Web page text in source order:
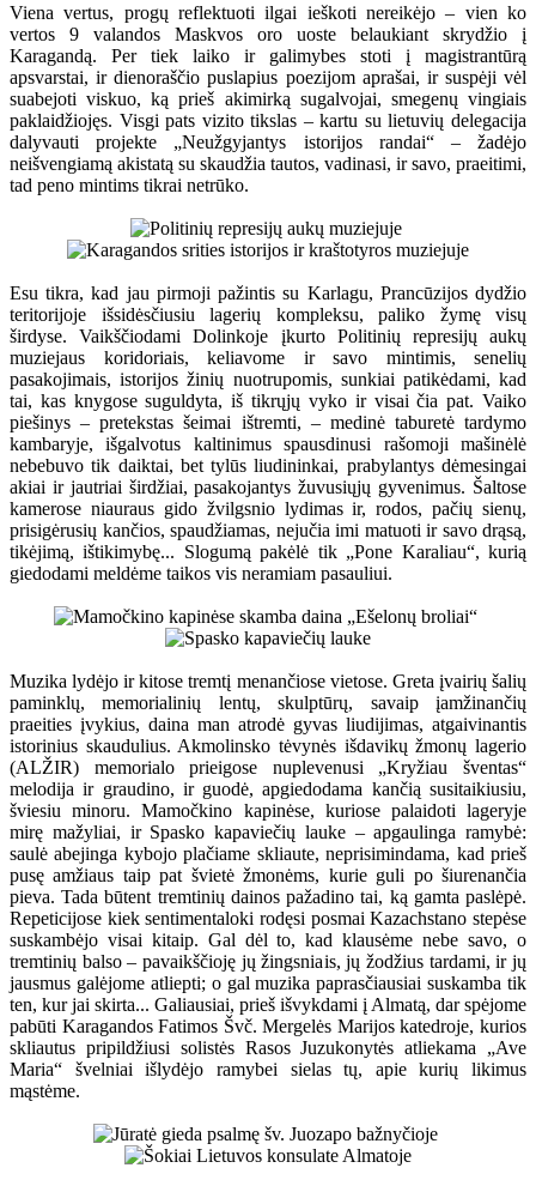
Viena vertus, progų reflektuoti ilgai ieškoti nereikėjo – vien ko
vertos 9 valandos Maskvos oro uoste belaukiant skrydžio į
Karagandą. Per tiek laiko ir galimybes stoti į magistrantūrą
apsvarstai, ir dienoraščio puslapius poezijom aprašai, ir suspėji vėl
suabejoti viskuo, ką prieš akimirką sugalvojai, smegenų vingiais
paklaidžiojęs. Visgi pats vizito tikslas – kartu su lietuvių delegacija
dalyvauti projekte „Neužgyjantys istorijos randai“ – žadėjo
neišvengiamą akistatą su skaudžia tautos, vadinasi, ir savo, praeitimi,
tad peno mintims tikrai netrūko.
Esu tikra, kad jau pirmoji pažintis su Karlagu, Prancūzijos dydžio
teritorijoje išsidėsčiusiu lagerių kompleksu, paliko žymę visų
širdyse. Vaikščiodami Dolinkoje įkurto Politinių represijų aukų
muziejaus koridoriais, keliavome ir savo mintimis, senelių
pasakojimais, istorijos žinių nuotrupomis, sunkiai patikėdami, kad
tai, kas knygose suguldyta, iš tikrųjų vyko ir visai čia pat. Vaiko
piešinys – pretekstas šeimai ištremti, – medinė taburetė tardymo
kambaryje, išgalvotus kaltinimus spausdinusi rašomoji mašinėlė
nebebuvo tik daiktai, bet tylūs liudininkai, prabylantys dėmesingai
akiai ir jautriai širdžiai, pasakojantys žuvusiųjų gyvenimus. Šaltose
kamerose niauraus gido žvilgsnio lydimas ir, rodos, pačių sienų,
prisigėrusių kančios, spaudžiamas, nejučia imi matuoti ir savo drąsą,
tikėjimą, ištikimybę... Slogumą pakėlė tik „Pone Karaliau“, kurią
giedodami meldėme taikos vis neramiam pasauliui.
Muzika lydėjo ir kitose tremtį menančiose vietose. Greta įvairių šalių
paminklų, memorialinių lentų, skulptūrų, savaip įamžinančių
praeities įvykius, daina man atrodė gyvas liudijimas, atgaivinantis
istorinius skaudulius. Akmolinsko tėvynės išdavikų žmonų lagerio
(ALŽIR) memorialo prieigose nuplevenusi „Kryžiau šventas“
melodija ir graudino, ir guodė, apgiedodama kančią susitaikiusiu,
šviesiu minoru. Mamočkino kapinėse, kuriose palaidoti lageryje
mirę mažyliai, ir Spasko kapaviečių lauke – apgaulinga ramybė:
saulė abejinga kybojo plačiame skliaute, neprisimindama, kad prieš
pusę amžiaus taip pat švietė žmonėms, kurie guli po šiurenančia
pieva. Tada būtent tremtinių dainos pažadino tai, ką gamta paslėpė.
Repeticijose kiek sentimentaloki rodęsi posmai Kazachstano stepėse
suskambėjo visai kitaip. Gal dėl to, kad klausėme nebe savo, o
tremtinių balso – pavaikščioję jų žingsniais, jų žodžius tardami, ir jų
jausmus galėjome atliepti; o gal muzika paprasčiausiai suskamba tik
ten, kur jai skirta... Galiausiai, prieš išvykdami į Almatą, dar spėjome
pabūti Karagandos Fatimos Švč. Mergelės Marijos katedroje, kurios
skliautus pripildžiusi solistės Rasos Juzukonytės atliekama „Ave
Maria“ švelniai išlydėjo ramybei sielas tų, apie kurių likimus
mąstėme.